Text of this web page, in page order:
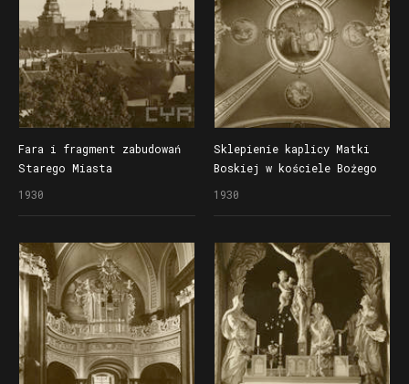
Fara i fragment zabudowań
Starego Miasta
1930
Sklepienie kaplicy Matki
Boskiej w kościele Bożego
1930